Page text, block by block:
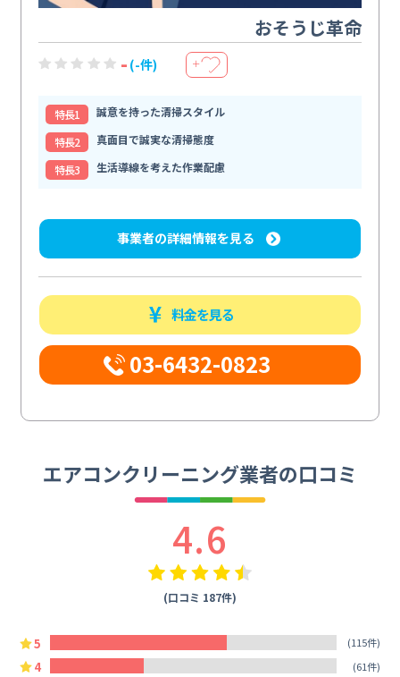
おそうじ革命
- (-件) ＋
特⻑1
誠意を持った清掃スタイル
特⻑2
真面目で誠実な清掃態度
特⻑3
生活導線を考えた作業配慮
事業者の詳細情報を見る
料金を見る
03-6432-0823
エアコンクリーニング業者の口コミ
4.6
(口コミ 187件)
5 (115件)
4 (61件)